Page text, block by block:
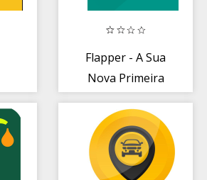
Flapper - A Sua
Nova Primeira